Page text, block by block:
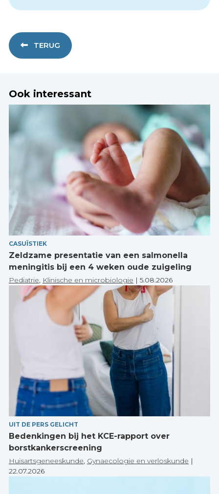
TERUG
Ook interessant
CASUÏSTIEK
Zeldzame presentatie van een salmonella
meningitis bij een 4 weken oude zuigeling
Pediatrie, Klinische en microbiologie | 5.08.2026
UIT DE PERS GELICHT
Bedenkingen bij het KCE-rapport over
borstkankerscreening
Huisartsgeneeskunde, Gynaecologie en verloskunde |
22.07.2026